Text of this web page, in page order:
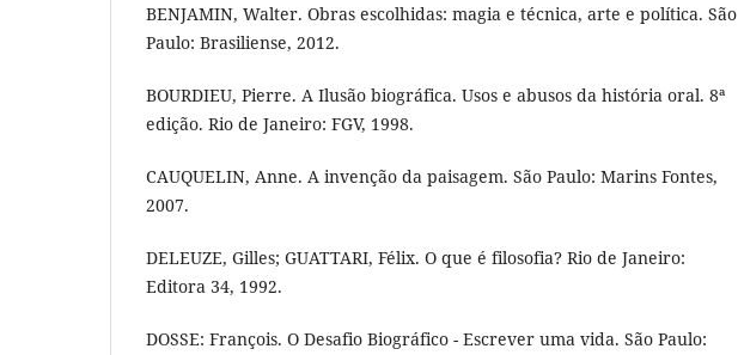
BENJAMIN, Walter. Obras escolhidas: magia e técnica, arte e política. São
Paulo: Brasiliense, 2012.
BOURDIEU, Pierre. A Ilusão biográfica. Usos e abusos da história oral. 8ª
edição. Rio de Janeiro: FGV, 1998.
CAUQUELIN, Anne. A invenção da paisagem. São Paulo: Marins Fontes,
2007.
DELEUZE, Gilles; GUATTARI, Félix. O que é filosofia? Rio de Janeiro:
Editora 34, 1992.
DOSSE: François. O Desafio Biográfico - Escrever uma vida. São Paulo: